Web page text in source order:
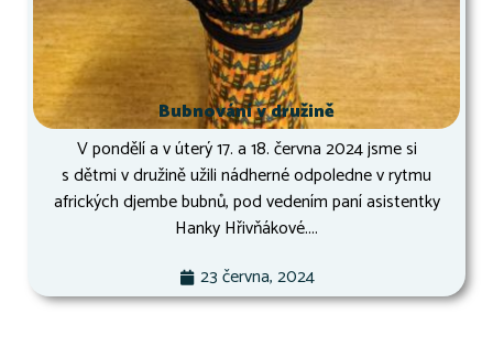
Bubnování v družině
V pondělí a v úterý 17. a 18. června 2024 jsme si
s dětmi v družině užili nádherné odpoledne v rytmu
afrických djembe bubnů, pod vedením paní asistentky
Hanky Hřivňákové....
23 června, 2024